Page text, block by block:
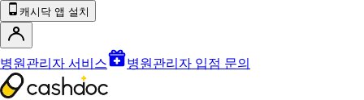
캐시닥 앱 설치
병원관리자 서비스 병원관리자 입점 문의